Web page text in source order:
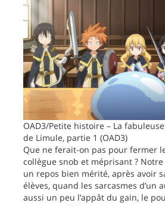
OAD3/Petite histoire – La
de Limule, partie 1 (OAD3)
Que ne ferait-on pas pour fermer
collègue snob et méprisant ?
un repos bien mérité, après avoir
élèves, quand les sarcasmes d’un
aussi un peu l’appât du gain, le